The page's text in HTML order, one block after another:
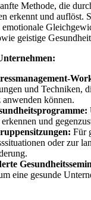
Methode, die
erkennt und auflöst.
emotionale
geistige
und Techniken,
können.
und
Für
oder zur
eine gesunde